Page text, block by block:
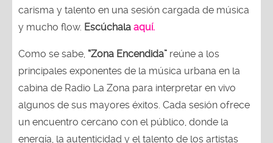
carisma y talento en una sesión cargada de música
y mucho flow. Escúchala aquí.
Como se sabe, “Zona Encendida” reúne a los
principales exponentes de la música urbana en la
cabina de Radio La Zona para interpretar en vivo
algunos de sus mayores éxitos. Cada sesión ofrece
un encuentro cercano con el público, donde la
energía, la autenticidad y el talento de los artistas